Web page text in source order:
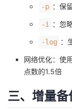
-p ：保
-i ：忽
-log ：
网络优化：使
点数的1.5倍
三、增量